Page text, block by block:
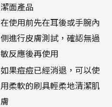
潔面產品
在使用前先在耳後或手腕內
側進行皮膚測試，確認無過
敏反應後再使用
如果痘痘已經消退，可以使
用柔軟的刷具輕柔地清潔肌
膚